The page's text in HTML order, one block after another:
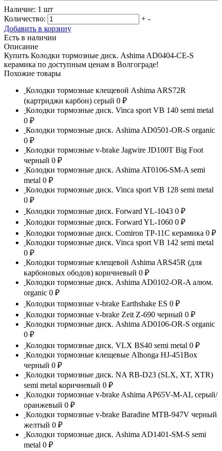
Наличие: 1 шт
Количество:
+ -
Добавить в корзину
Есть в наличии
Описание
Купить Колодки тормозные диск. Ashima AD0404-CE-S
керамика по доступным ценам в Волгограде!
Похожие товары
Колодки тормозные клещевой Ashima ARS72R
(картриджи карбон) серый 0 ₽
Колодки тормозные диск. Vinca sport VB 140 semi metal
0 ₽
Колодки тормозные диск. Ashima AD0501-OR-S organic
0 ₽
Колодки тормозные v-brake Jagwire JD100T Big Foot
черный 0 ₽
Колодки тормозные диск. Ashima AT0106-SM-A semi
metal 0 ₽
Колодки тормозные диск. Vinca sport VB 128 semi metal
0 ₽
Колодки тормозные диск. Forward YL-1043 0 ₽
Колодки тормозные диск. Forward YL-1060 0 ₽
Колодки тормозные диск. Comiron TP-11C керамика 0 ₽
Колодки тормозные диск. Vinca sport VB 142 semi metal
0 ₽
Колодки тормозные клещевой Ashima ARS45R (для
карбоновых ободов) коричневый 0 ₽
Колодки тормозные диск. Ashima AD0102-OR-A алюм.
organic 0 ₽
Колодки тормозные v-brake Earthshake ES 0 ₽
Колодки тормозные v-brake Zeit Z-690 черный 0 ₽
Колодки тормозные диск. Ashima AD0106-OR-S organic
0 ₽
Колодки тормозные диск. VLX BS40 semi metal 0 ₽
Колодки тормозные клещевые Alhonga HJ-451Box
черный 0 ₽
Колодки тормозные диск. NA RB-D23 (SLX, XT, XTR)
semi metal коричневый 0 ₽
Колодки тормозные v-brake Ashima AP65V-M-AL серый/
оранжевый 0 ₽
Колодки тормозные v-brake Baradine MTB-947V черный
желтый 0 ₽
Колодки тормозные диск. Ashima AD1401-SM-S semi
metal 0 ₽